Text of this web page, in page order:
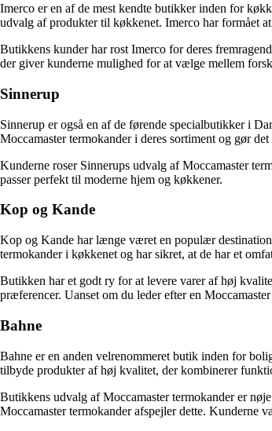
Imerco er en af de mest kendte butikker inden for
udvalg af produkter til køkkenet. Imerco har formået
Butikkens kunder har rost Imerco for deres
der giver kunderne mulighed for at vælge mellem
Sinnerup
Sinnerup er også en af de førende specialbutikker i
Moccamaster termokander i deres sortiment og gør
Kunderne roser Sinnerups udvalg af Moccamaster
passer perfekt til moderne hjem og køkkener.
Kop og Kande
Kop og Kande har længe været en populær
termokander i køkkenet og har sikret, at de har et
Butikken har et godt ry for at levere varer af høj
præferencer. Uanset om du leder efter en
Bahne
Bahne er en anden velrenommeret butik inden for
tilbyde produkter af høj kvalitet, der kombinerer
Butikkens udvalg af Moccamaster termokander er
Moccamaster termokander afspejler dette. Kunderne